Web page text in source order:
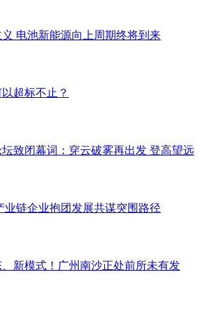
电池新能源向上周期终将到来
超标不止？
致闭幕词：穿云破雾再出发 登高望远
业链企业抱团发展共谋突围路径
新模式！广州南沙正处前所未有发